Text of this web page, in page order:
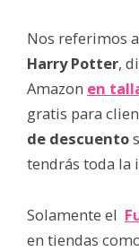
Nos referimos
Harry Potter,
Amazon en
gratis para
de descuento
tendrás toda la
Solamente el
en tiendas